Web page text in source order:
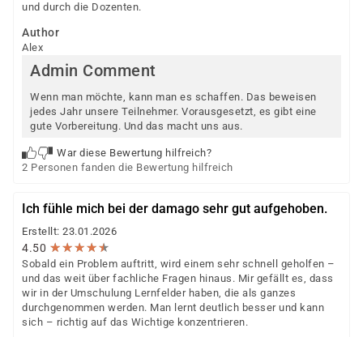
und durch die Dozenten.
Author
Alex
Admin Comment
Wenn man möchte, kann man es schaffen. Das beweisen
jedes Jahr unsere Teilnehmer. Vorausgesetzt, es gibt eine
gute Vorbereitung. Und das macht uns aus.
War diese Bewertung hilfreich?
2 Personen fanden die Bewertung hilfreich
Ich fühle mich bei der damago sehr gut aufgehoben.
Erstellt: 23.01.2026
4.50 ★★★★★
★★★★★
Sobald ein Problem auftritt, wird einem sehr schnell geholfen –
und das weit über fachliche Fragen hinaus. Mir gefällt es, dass
wir in der Umschulung Lernfelder haben, die als ganzes
durchgenommen werden. Man lernt deutlich besser und kann
sich – richtig auf das Wichtige konzentrieren.